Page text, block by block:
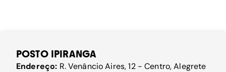
POSTO IPIRANGA
Endereço: R. Venâncio Aires, 12 - Centro, Alegrete